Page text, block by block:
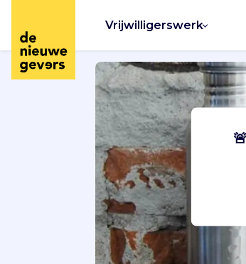
Vrijwilligerswerk